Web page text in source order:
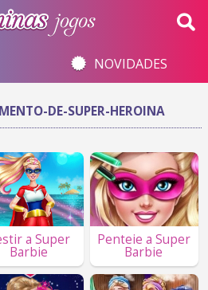
NOVIDADES
DE-SUPER-HEROINA
a Super
Barbie
Penteie a Super
Barbie